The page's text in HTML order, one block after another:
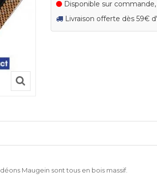
Disponible sur commande,
Livraison offerte dès 59€
Maugein sont tous en bois massif.